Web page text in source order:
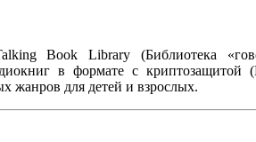
Book Library (Библиотека
в формате с криптозащитой
жанров для детей и взрослых.